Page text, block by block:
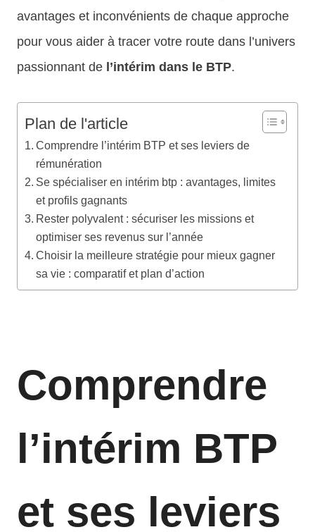
avantages et inconvénients de chaque approche
pour vous aider à tracer votre route dans l’univers
passionnant de l’intérim dans le BTP.
Plan de l'article
Comprendre l’intérim BTP et ses leviers de
rémunération
Se spécialiser en intérim btp : avantages, limites
et profils gagnants
Rester polyvalent : sécuriser les missions et
optimiser ses revenus sur l’année
Choisir la meilleure stratégie pour mieux gagner
sa vie : comparatif et plan d’action
Comprendre
l’intérim BTP
et ses leviers